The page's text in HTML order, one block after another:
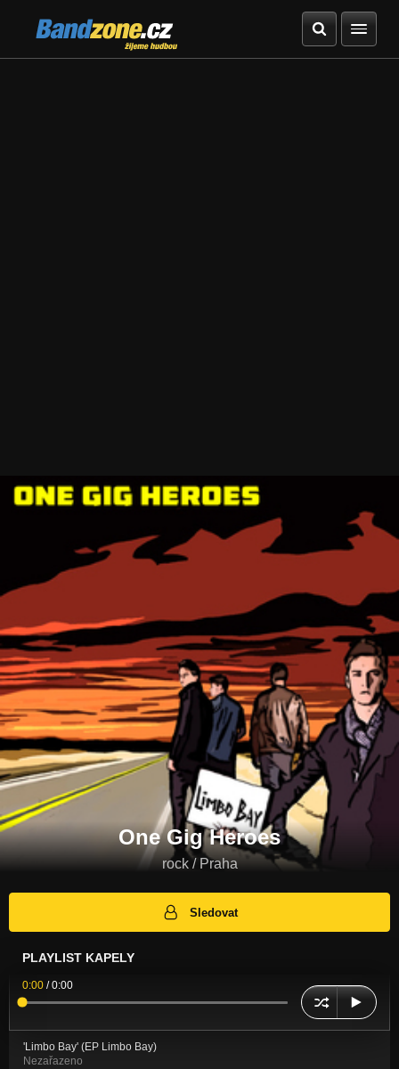
Bandzone.cz
žijeme hudbou
One Gig Heroes
rock / Praha
Sledovat
PLAYLIST KAPELY
0:00 /0:00
'Limbo Bay' (EP Limbo Bay)
Nezařazeno